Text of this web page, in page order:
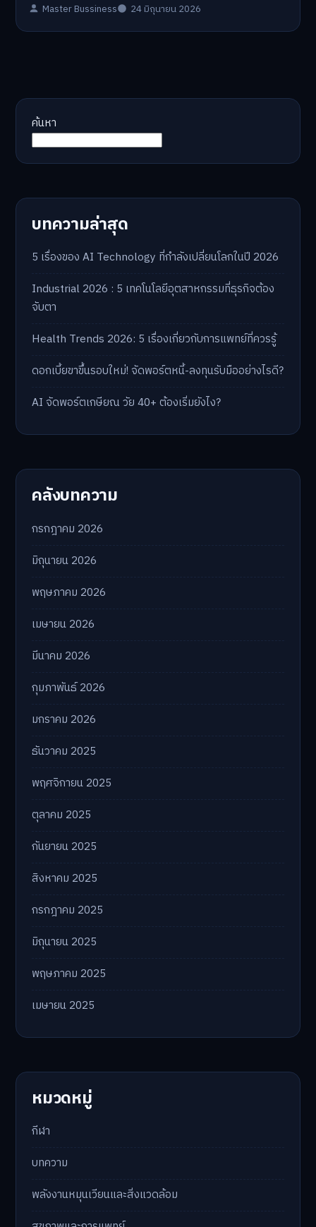
Master Bussiness 24 มิถุนายน 2026
ค้นหา
บทความล่าสุด
5 เรื่องของ AI Technology ที่กำลังเปลี่ยนโลกในปี 2026
Industrial 2026 : 5 เทคโนโลยีอุตสาหกรรมที่ธุรกิจต้อง
จับตา
Health Trends 2026: 5 เรื่องเกี่ยวกับการแพทย์ที่ควรรู้
ดอกเบี้ยขาขึ้นรอบใหม่! จัดพอร์ตหนี้-ลงทุนรับมืออย่างไรดี?
AI จัดพอร์ตเกษียณ วัย 40+ ต้องเริ่มยังไง?
คลังบทความ
กรกฎาคม 2026
มิถุนายน 2026
พฤษภาคม 2026
เมษายน 2026
มีนาคม 2026
กุมภาพันธ์ 2026
มกราคม 2026
ธันวาคม 2025
พฤศจิกายน 2025
ตุลาคม 2025
กันยายน 2025
สิงหาคม 2025
กรกฎาคม 2025
มิถุนายน 2025
พฤษภาคม 2025
เมษายน 2025
หมวดหมู่
กีฬา
บทความ
พลังงานหมุนเวียนและสิ่งแวดล้อม